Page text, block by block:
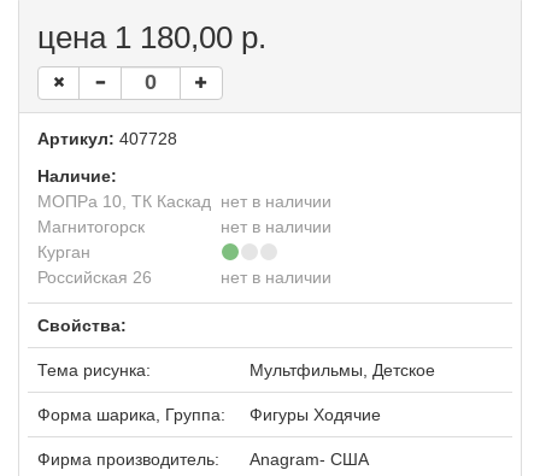
цена 1 180,00 р.
Артикул: 407728
Наличие:
МОПРа 10, ТК Каскад
нет в наличии
Магнитогорск
нет в наличии
Курган
Российская 26
нет в наличии
Свойства:
Тема рисунка: Мультфильмы, Детское
Форма шарика, Группа: Фигуры Ходячие
Фирма производитель: Anagram- США